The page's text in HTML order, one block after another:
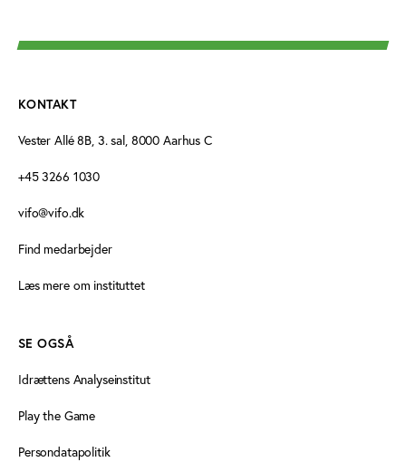
KONTAKT
Vester Allé 8B, 3. sal, 8000 Aarhus C
+45 3266 1030
vifo@vifo.dk
Find medarbejder
Læs mere om instituttet
SE OGSÅ
Idrættens Analyseinstitut
Play the Game
Persondatapolitik